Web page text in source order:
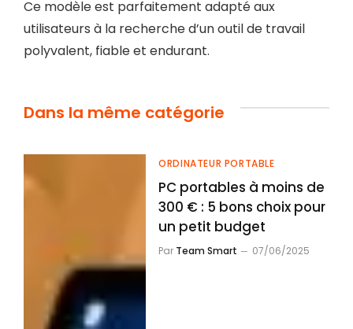
Ce modèle est parfaitement adapté aux
utilisateurs à la recherche d’un outil de travail
polyvalent, fiable et endurant.
Dans la même catégorie
ORDINATEUR PORTABLE
PC portables à moins de
300 € : 5 bons choix pour
un petit budget
Par Team Smart 07/06/2025